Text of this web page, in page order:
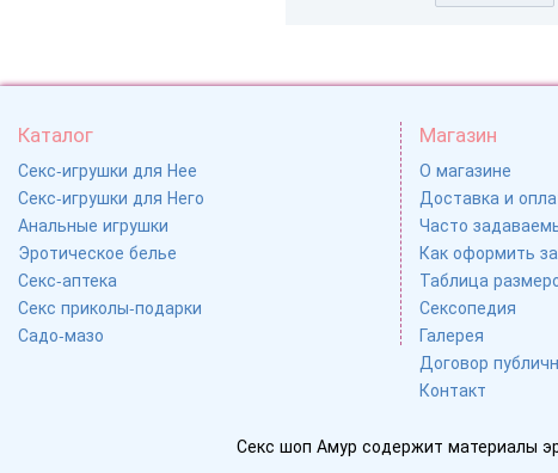
Каталог
Секс-игрушки для Нее
Секс-игрушки для Него
Анальные игрушки
Эротическое белье
Секс-аптека
Секс приколы-подарки
Садо-мазо
Магазин
О магазине
Доставка и
Часто
Как оформить
Таблица
Сексопедия
Галерея
Договор
Контакт
Секс шоп Амур содержит материалы